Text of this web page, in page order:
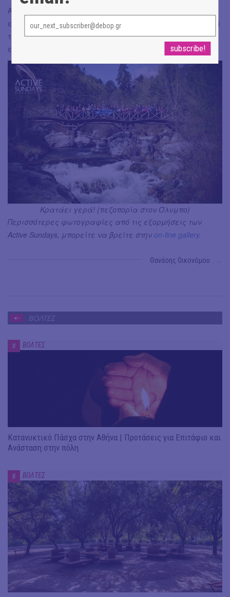
Αν τα παραπάνω σου δημιούργησαν μια ακαταμάχητη
επιθυμία για περιπέτεια, χτύπα τους την πόρτα και, μετά
την πρώτη εμπειρία, είναι σίγουρο ότι κάθε Κυριακή θα..
εξαφανίζεσαι ;)
Κρατάει γερά! (πεζοπορία στον Όλυμπο)
Περισσότερες φωτογραφίες από τις εξορμήσεις των
Active Sundays, μπορείτε να βρείτε στην on-line gallery.
Θανάσης Οικονόμου
ΒΟΛΤΕΣ
# ΒΟΛΤΕΣ
Κατανυκτικό Πάσχα στην Αθήνα | Προτάσεις για Επιτάφιο και
Ανάσταση στην πόλη
# ΒΟΛΤΕΣ